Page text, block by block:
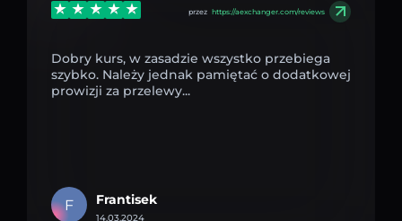
przez https://aexchanger.com/reviews
Dobry kurs, w zasadzie wszystko przebiega
szybko. Należy jednak pamiętać o dodatkowej
prowizji za przelewy...
F Frantisek
14.03.2024